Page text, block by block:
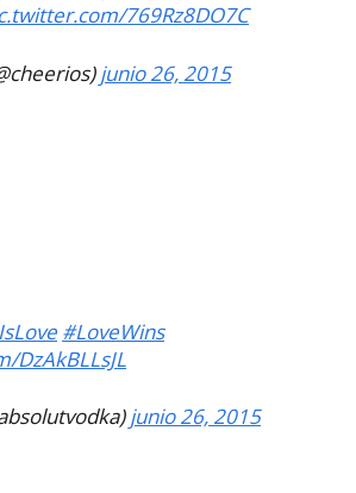
769Rz8DO7C
junio 26, 2015
#LoveWins
DzAkBLLsJL
junio 26, 2015